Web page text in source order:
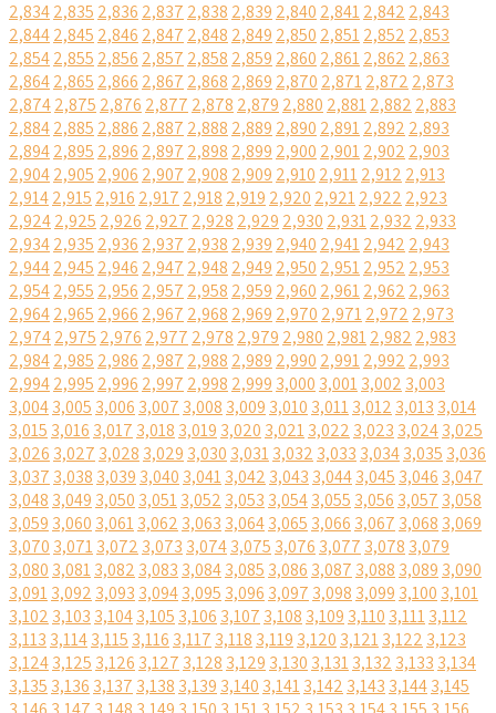
2,8342,835 2,836 2,837 2,838 2,839 2,840 2,8412,842 2,843
2,8442,845 2,846 2,847 2,848 2,849 2,850 2,8512,852 2,853
2,8542,855 2,856 2,857 2,858 2,859 2,860 2,8612,862 2,863
2,8642,865 2,866 2,867 2,868 2,869 2,870 2,8712,872 2,873
2,8742,875 2,876 2,877 2,878 2,879 2,880 2,8812,882 2,883
2,8842,885 2,886 2,887 2,888 2,889 2,890 2,8912,892 2,893
2,8942,895 2,896 2,897 2,898 2,899 2,900 2,9012,902 2,903
2,9042,905 2,906 2,907 2,908 2,909 2,910 2,9112,912 2,913
2,9142,915 2,916 2,917 2,918 2,919 2,920 2,9212,922 2,923
2,9242,925 2,926 2,927 2,928 2,929 2,930 2,9312,932 2,933
2,9342,935 2,936 2,937 2,938 2,939 2,940 2,9412,942 2,943
2,9442,945 2,946 2,947 2,948 2,949 2,950 2,9512,952 2,953
2,9542,955 2,956 2,957 2,958 2,959 2,960 2,9612,962 2,963
2,9642,965 2,966 2,967 2,968 2,969 2,970 2,9712,972 2,973
2,9742,975 2,976 2,977 2,978 2,979 2,980 2,9812,982 2,983
2,9842,985 2,986 2,987 2,988 2,989 2,990 2,9912,992 2,993
2,9942,995 2,996 2,997 2,998 2,999 3,000 3,0013,002 3,003
3,0043,005 3,006 3,007 3,008 3,009 3,010 3,0113,012 3,013 3,014
3,015 3,016 3,017 3,018 3,019 3,020 3,0213,022 3,023 3,0243,025
3,026 3,027 3,028 3,029 3,030 3,0313,032 3,033 3,0343,035 3,036
3,037 3,038 3,039 3,040 3,0413,042 3,043 3,0443,045 3,046 3,047
3,048 3,049 3,050 3,0513,052 3,053 3,0543,055 3,056 3,057 3,058
3,059 3,060 3,0613,062 3,063 3,0643,065 3,066 3,067 3,068 3,069
3,070 3,0713,072 3,073 3,0743,075 3,076 3,077 3,078 3,079
3,080 3,0813,082 3,083 3,0843,085 3,086 3,087 3,088 3,089 3,090
3,0913,092 3,093 3,0943,095 3,096 3,097 3,098 3,099 3,100 3,101
3,102 3,103 3,1043,105 3,106 3,107 3,108 3,109 3,110 3,1113,112
3,113 3,1143,115 3,116 3,117 3,118 3,119 3,120 3,1213,122 3,123
3,1243,125 3,126 3,127 3,128 3,129 3,130 3,1313,132 3,133 3,134
3,135 3,136 3,137 3,138 3,139 3,140 3,1413,142 3,143 3,1443,145